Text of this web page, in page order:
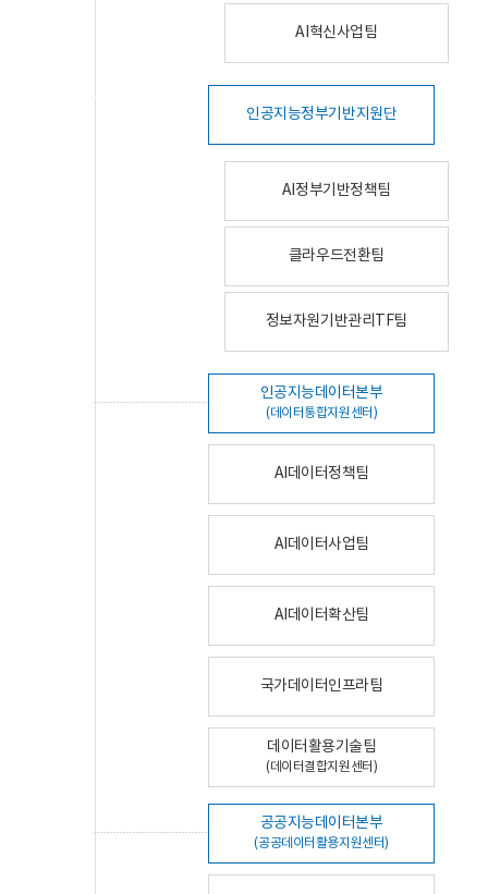
AI혁신사업팀
인공지능정부기반지원단
AI정부기반정책팀
클라우드전환팀
정보자원기반관리TF팀
인공지능데이터본부
(데이터통합지원센터)
AI데이터정책팀
AI데이터사업팀
AI데이터확산팀
국가데이터인프라팀
데이터활용기술팀
(데이터결합지원센터)
공공지능데이터본부
(공공데이터활용지원센터)